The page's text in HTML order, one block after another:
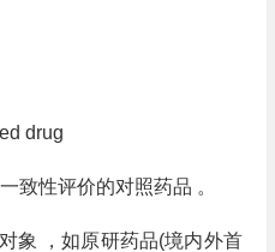
drug
致性评价的对照药品 。
象 ，如原研药品(境内外首